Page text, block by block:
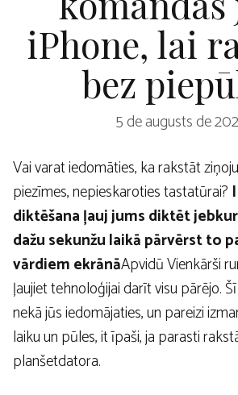
iPhone, lai
bez
5 de augusts de
Vai varat iedomāties, ka rakstāt
piezīmes, nepieskaroties tastatūrai?
diktēšana ļauj jums diktēt
dažu sekunžu laikā pārvērst to
vārdiem ekrānāApvidū Vienkārši
ļaujiet tehnoloģijai darīt visu pārējo.
nekā jūs iedomājaties, un pareizi
laiku un pūles, it īpaši, ja parasti
planšetdatora.